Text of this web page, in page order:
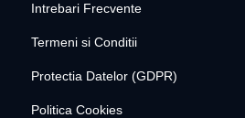
Intrebari Frecvente
Termeni si Conditii
Protectia Datelor (GDPR)
Politica Cookies